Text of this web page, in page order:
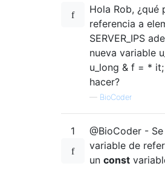
Hola Rob, ¿qué
referencia a
SERVER_IPS
nueva variable
u_long & f = *
hacer?
— BioCoder
1
@BioCoder -
variable de
un const